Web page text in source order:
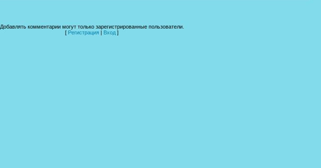
Добавлять комментарии могут только зарегистрированные пользователи.
[ Регистрация | Вход ]